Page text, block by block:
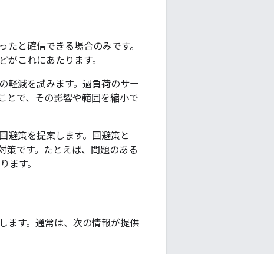
と確信できる場合のみです。
これにあたります。
減を試みます。 過負荷のサー
とで、その影響や範囲を縮小で
避策を提案します。回避策と
策です。たとえば、問題のある
ます。
ます。通常は、次の情報が提供